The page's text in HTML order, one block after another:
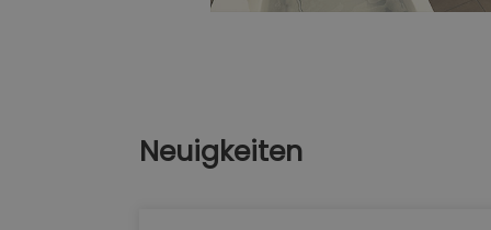
Neuigkeiten